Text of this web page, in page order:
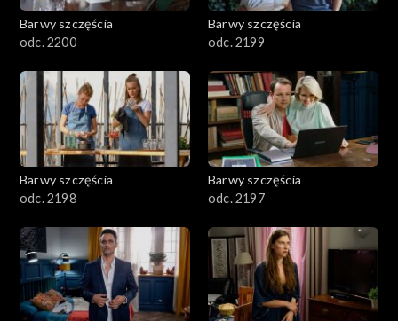
3001-3100
2901-3000
2801–2900
2701–2800
2501–2600
2401–2500
Barwy szczęścia
odc. 2200
Barwy szczęścia
odc. 2199
Barwy szczęścia
odc. 2198
Barwy szczęścia
odc. 2197